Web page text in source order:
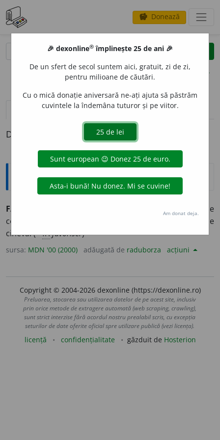
savings Donează
clear
opțiuni
definiții (1) pronunțievolume_up (12)
Definiția cu ID-ul 464879:
Explicative DEX
FAVORIZ
1. a fi favorabil (față de cineva sau de
ceva). 2. a acorda (cuiva) o favoare, a sprijini (abuziv) pe
cineva. (<fr.favoriser)
sursa: MDN '00 (2000) adăugată de raduborza acțiuni
Copyright © 2004-2026 dexonline (https://dexonline.ro)
Preluarea, stocarea sau utilizarea datelor de pe acest site, inclusiv
prin orice metode de extragere automată (web scraping, crawling),
sunt strict interzise fără acordul nostru prealabil scris, cu excepția
seturilor de date oferite oficial spre utilizare publică (vezi licența).
licență confidențialitate găzduit de Hosterion
🎉 dexonline® împlinește 25 de ani 🎉
De un sfert de secol suntem aici, gratuit, zi de zi,
pentru milioane de căutări.
Cu o mică donație aniversară ne-ați ajuta să păstrăm
cuvintele la îndemâna tuturor și pe viitor.
Am donat deja.